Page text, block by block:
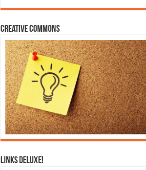
Creative Commons
Links DeLuXe!